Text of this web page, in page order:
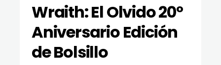
Wraith: El Olvido 20º
Aniversario Edición
de Bolsillo